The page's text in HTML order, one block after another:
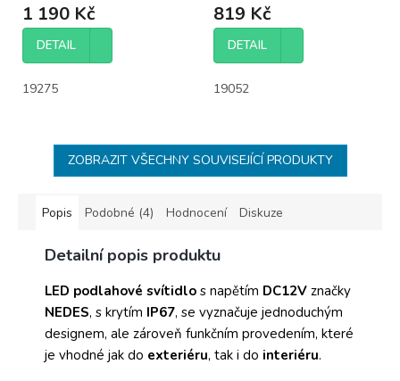
1 190 Kč
DETAIL
19275
819 Kč
DETAIL
19052
ZOBRAZIT VŠECHNY SOUVISEJÍCÍ PRODUKTY
Popis Podobné (4) Hodnocení Diskuze
Detailní popis produktu
LED podlahové svítidlo s napětím DC12V značky
NEDES, s krytím IP67, se vyznačuje jednoduchým
designem, ale zároveň funkčním provedením, které
je vhodné jak do exteriéru, tak i do interiéru.